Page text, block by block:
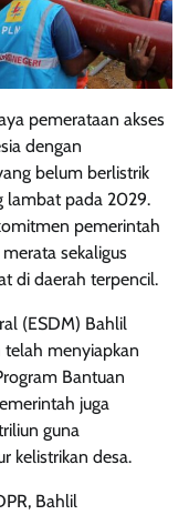
pemerataan akses
dengan
belum berlistrik
lambat pada 2029.
pemerintah
sekaligus
di daerah terpencil.
(ESDM) Bahlil
telah menyiapkan
Bantuan
juga
guna
kelistrikan desa.
Bahlil